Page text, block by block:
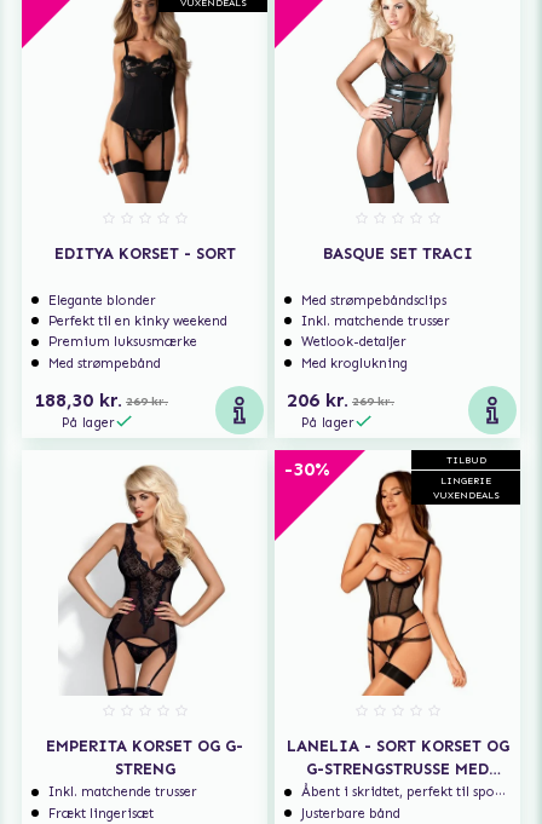
VUXENDEALS
EDITYA KORSET - SORT
Elegante blonder
Perfekt til en kinky weekend
Premium luksusmærke
Med strømpebånd
188,30 kr. 269 kr.
På lager
BASQUE SET TRACI
Med strømpebåndsclips
Inkl. matchende trusser
Wetlook-detaljer
Med kroglukning
206 kr. 269 kr.
På lager
EMPERITA KORSET OG G-
STRENG
Inkl. matchende trusser
Frækt lingerisæt
TILBUD
LINGERIE
VUXENDEALS
-30%
LANELIA - SORT KORSET OG
G-STRENGSTRUSSE MED
ÅBENT SKRIDT
Åbent i skridtet, perfekt til spontan sex
Justerbare bånd